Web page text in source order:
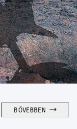
BŐVEBBEN